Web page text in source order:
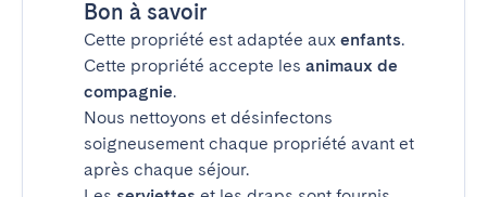
Bon à savoir
Cette propriété est adaptée aux enfants.
Cette propriété accepte les animaux de
compagnie.
Nous nettoyons et désinfectons
soigneusement chaque propriété avant et
après chaque séjour.